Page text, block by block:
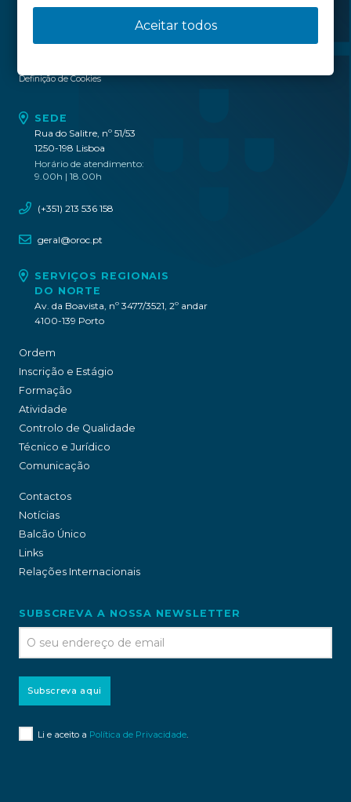
Definição de Cookies
SEDE
Rua do Salitre, nº 51/53
1250-198 Lisboa
Horário de atendimento:
9.00h | 18.00h
(+351) 213 536 158
geral@oroc.pt
SERVIÇOS REGIONAIS
DO NORTE
Av. da Boavista, nº 3477/3521, 2º andar
4100-139 Porto
Ordem
Inscrição e Estágio
Formação
Atividade
Controlo de Qualidade
Técnico e Jurídico
Comunicação
Contactos
Notícias
Balcão Único
Links
Relações Internacionais
SUBSCREVA A NOSSA NEWSLETTER
Subscreva aqui
Li e aceito a Política de Privacidade.
Aceitar todos